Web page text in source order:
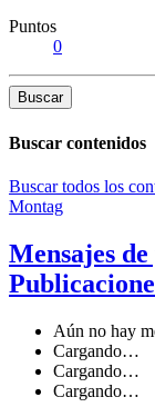
Puntos
0
Buscar
Buscar contenidos
Buscar todos los
Montag
Mensajes
Aún no hay
Cargando…
Cargando…
Cargando…